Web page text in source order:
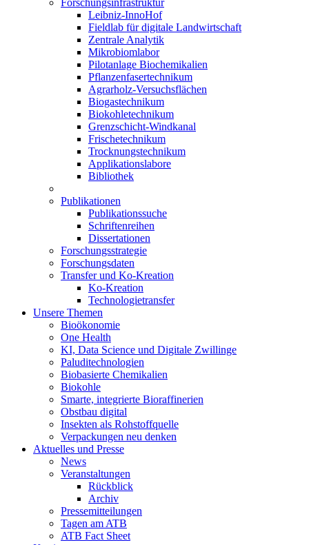
Forschungsinfrastruktur
Leibniz-InnoHof
Fieldlab für digitale Landwirtschaft
Zentrale Analytik
Mikrobiomlabor
Pilotanlage Biochemikalien
Pflanzenfasertechnikum
Agrarholz-Versuchsflächen
Biogastechnikum
Biokohletechnikum
Grenzschicht-Windkanal
Frischetechnikum
Trocknungstechnikum
Applikationslabore
Bibliothek
Publikationen
Publikationssuche
Schriftenreihen
Dissertationen
Forschungsstrategie
Forschungsdaten
Transfer und Ko-Kreation
Ko-Kreation
Technologietransfer
Unsere Themen
Bioökonomie
One Health
KI, Data Science und Digitale Zwillinge
Paluditechnologien
Biobasierte Chemikalien
Biokohle
Smarte, integrierte Bioraffinerien
Obstbau digital
Insekten als Rohstoffquelle
Verpackungen neu denken
Aktuelles und Presse
News
Veranstaltungen
Rückblick
Archiv
Pressemitteilungen
Tagen am ATB
ATB Fact Sheet